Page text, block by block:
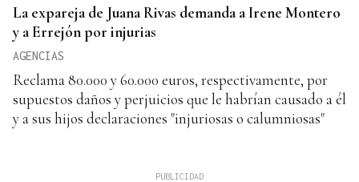
La expareja de Juana Rivas demanda a Irene Montero
y a Errejón por injurias
AGENCIAS
Reclama 80.000 y 60.000 euros, respectivamente, por
supuestos daños y perjuicios que le habrían causado a él
y a sus hijos declaraciones "injuriosas o calumniosas"